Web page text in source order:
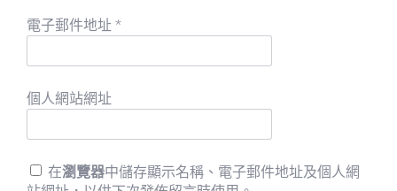
電子郵件地址 *
個人網站網址
在瀏覽器中儲存顯示名稱、電子郵件地址及個人網